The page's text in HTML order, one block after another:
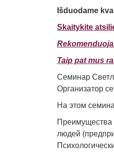
Išduodame
Skaitykite
Taip pat mus
Семинар
Организатор
На этом
Преимущества
людей